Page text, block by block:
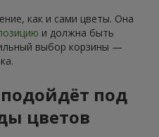
как и сами цветы. Она
и должна быть
выбор корзины —
под
цветов